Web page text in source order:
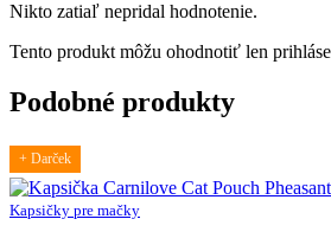
Nikto zatiaľ nepridal hodnotenie.
Tento produkt môžu ohodnotiť len
Podobné produkty
+ Darček
Kapsičky pre mačky